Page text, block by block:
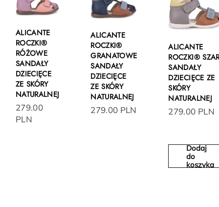
ALICANTE
ROCZKI®
RÓŻOWE
SANDAŁY
DZIECIĘCE
ZE SKÓRY
NATURALNEJ
279.00
PLN
ALICANTE
ROCZKI®
GRANATOWE
SANDAŁY
DZIECIĘCE
ZE SKÓRY
NATURALNEJ
279.00 PLN
ALICANTE
ROCZKI®
SANDAŁY
DZIECIĘCE ZE
SKÓRY
NATURALNEJ
279.00 PLN
Dodaj
do
koszyka